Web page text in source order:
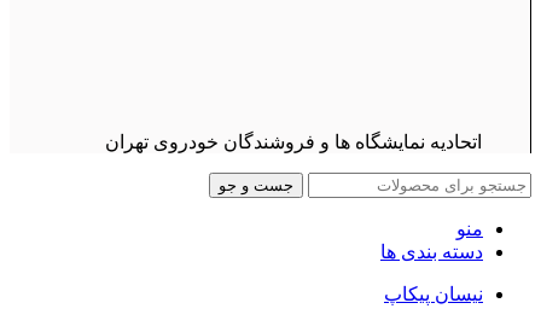
اتحادیه نمایشگاه ها و فروشندگان خودروی تهران
جست و جو
منو
دسته بندی ها
نیسان پیکاپ